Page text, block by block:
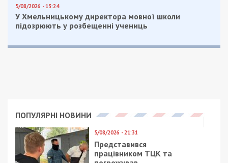
А вот Егор Михайлов уже три года подряд в
новогоднюю ночь просто съедает елку.